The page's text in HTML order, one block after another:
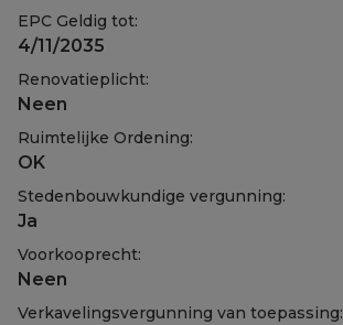
EPC Geldig tot:
4/11/2035
Renovatieplicht:
Neen
Ruimtelijke Ordening:
OK
Stedenbouwkundige vergunning:
Ja
Voorkooprecht:
Neen
Verkavelingsvergunning van toepassing: